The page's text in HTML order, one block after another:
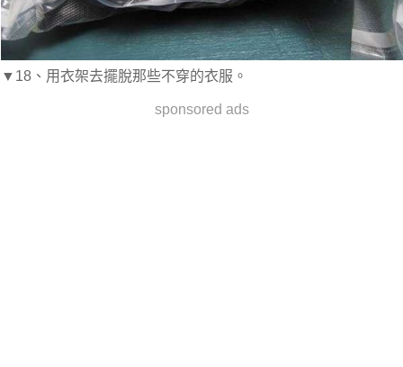
▼18、用衣架去擺脫那些不穿的衣服。
sponsored ads